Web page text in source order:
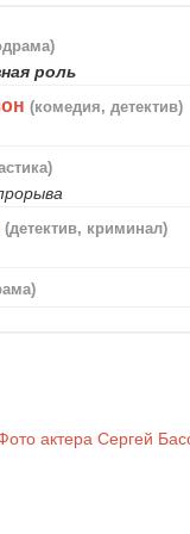
роль
(комедия, детектив)
(детектив, криминал)